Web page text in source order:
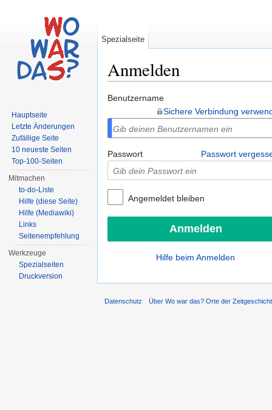
Anmelden
Benutzername
Sichere Verbindung
Passwort Passwort
Angemeldet bleiben
Hilfe beim Anmelden
Spezialseite
Hauptseite
Letzte Änderungen
Zufällige Seite
10 neueste Seiten
Top-100-Seiten
Mitmachen
to-do-Liste
Hilfe (diese Seite)
Hilfe (Mediawiki)
Links
Seitenempfehlung
Werkzeuge
Spezialseiten
Druckversion
Datenschutz Über Wo war das? Orte der